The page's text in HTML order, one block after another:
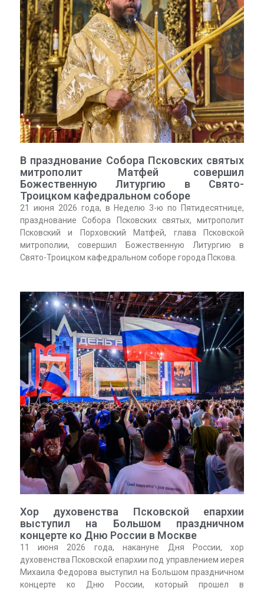
В празднование Собора Псковских святых
митрополит Матфей совершил
Божественную Литургию в Свято-
Троицком кафедральном соборе
21 июня 2026 года, в Неделю 3-ю по Пятидесятнице,
празднование Собора Псковских святых, митрополит
Псковский и Порховский Матфей, глава Псковской
митрополии, совершил Божественную Литургию в
Свято-Троицком кафедральном соборе города Пскова.
Хор духовенства Псковской епархии
выступил на Большом праздничном
концерте ко Дню России в Москве
11 июня 2026 года, накануне Дня России, хор
духовенства Псковской епархии под управлением иерея
Михаила Федорова выступил на Большом праздничном
концерте ко Дню России, который прошел в